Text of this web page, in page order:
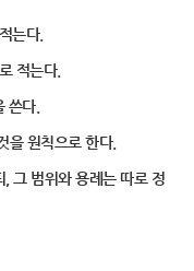
는다.
적는다.
쓴다.
을 원칙으로 한다.
그 범위와 용례는 따로 정